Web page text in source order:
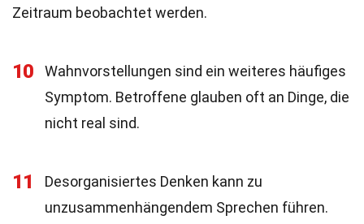
Zeitraum beobachtet werden.
10
Wahnvorstellungen sind ein weiteres häufiges
Symptom. Betroffene glauben oft an Dinge, die
nicht real sind.
11
Desorganisiertes Denken kann zu
unzusammenhängendem Sprechen führen.